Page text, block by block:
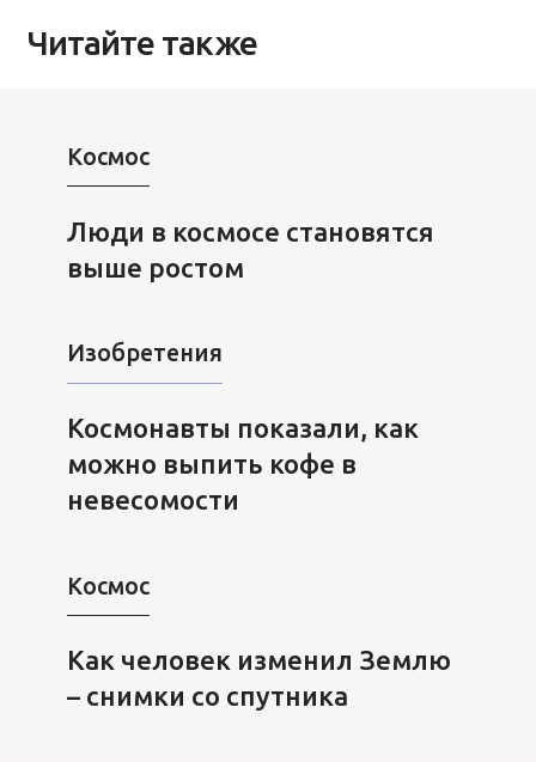
Читайте также
Космос
Люди в космосе становятся
выше ростом
Изобретения
Космонавты показали, как
можно выпить кофе в
невесомости
Космос
Как человек изменил Землю
– снимки со спутника